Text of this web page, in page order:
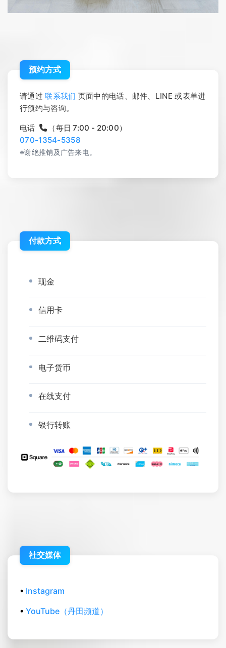
预约方式
请通过联系我们 页面中的电话、邮件、LINE 或表单进
行预约与咨询。
电话
（每日 7:00 - 20:00）
070-1354-5358
※谢绝推销及广告来电。
付款方式
现金
信用卡
二维码支付
电子货币
在线支付
银行转账
社交媒体
• Instagram
• YouTube（丹田频道）